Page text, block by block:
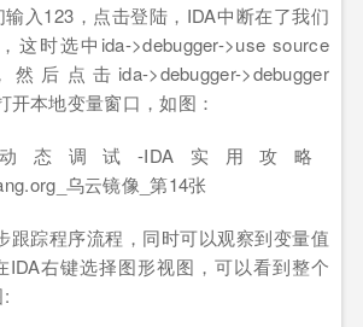
入123，点击登陆，IDA中断在了我们
这时选中ida->debugger->use source
然后点击ida->debugger->debugger
本地变量窗口，如图：
跟踪程序流程，同时可以观察到变量值
IDA右键选择图形视图，可以看到整个